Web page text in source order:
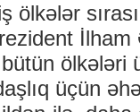
ölkələr
ölkələri
üçün